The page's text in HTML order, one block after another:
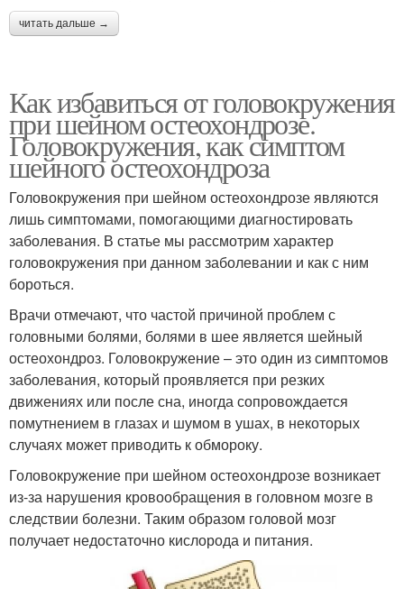
читать дальше →
Как избавиться от головокружения
при шейном остеохондрозе.
Головокружения, как симптом
шейного остеохондроза
Головокружения при шейном остеохондрозе являются
лишь симптомами, помогающими диагностировать
заболевания. В статье мы рассмотрим характер
головокружения при данном заболевании и как с ним
бороться.
Врачи отмечают, что частой причиной проблем с
головными болями, болями в шее является шейный
остеохондроз. Головокружение – это один из симптомов
заболевания, который проявляется при резких
движениях или после сна, иногда сопровождается
помутнением в глазах и шумом в ушах, в некоторых
случаях может приводить к обмороку.
Головокружение при шейном остеохондрозе возникает
из-за нарушения кровообращения в головном мозге в
следствии болезни. Таким образом головой мозг
получает недостаточно кислорода и питания.